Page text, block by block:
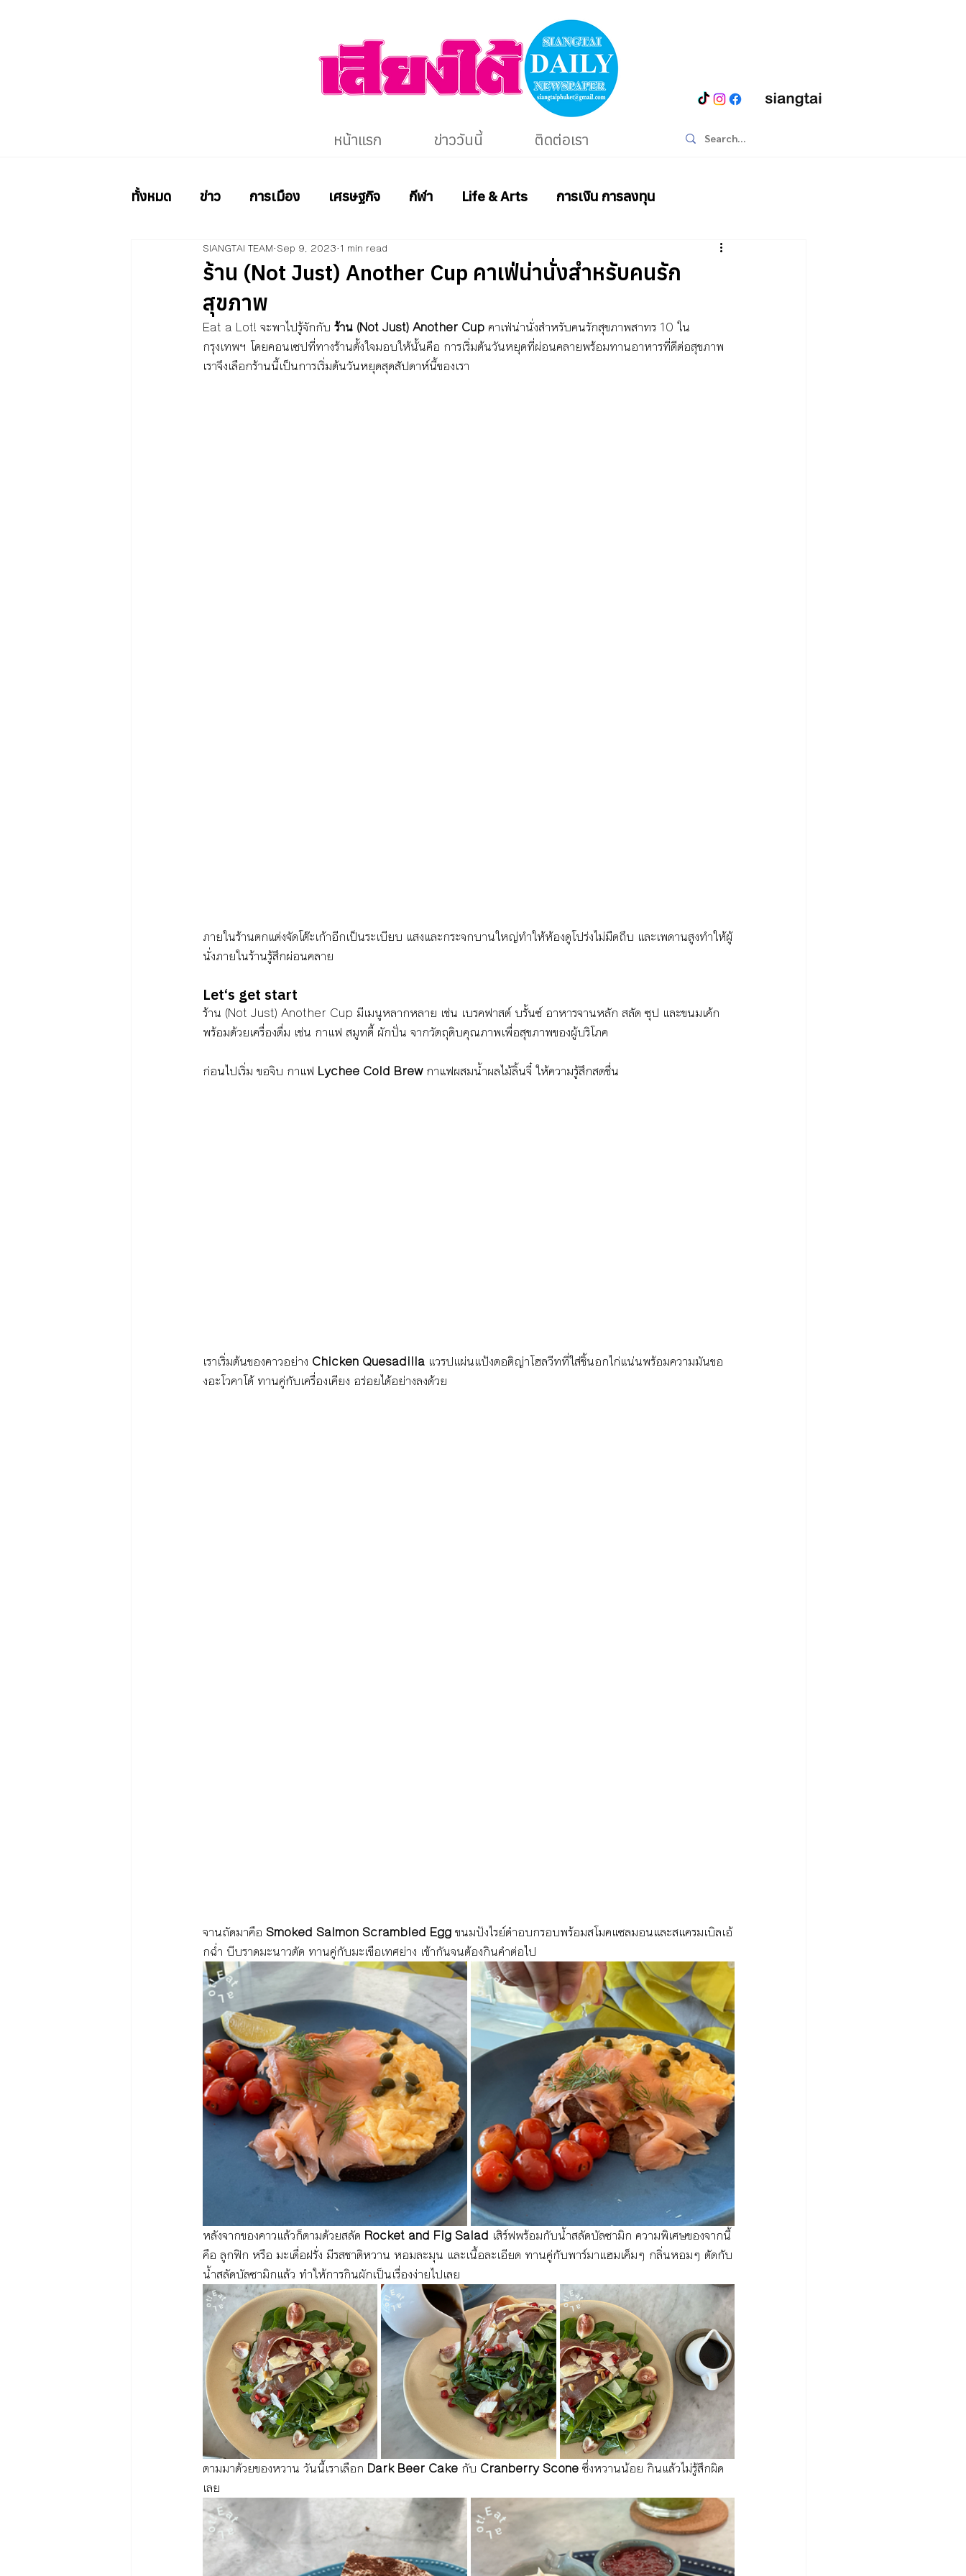
หน้าแรก ข่าววันนี้ ติดต่อเรา
ทั้งหมด ข่าว การเมือง เศรษฐกิจ กีฬา Life & Arts การเงิน การลงทุน
ร้าน (Not Just) Another Cup คาเฟ่น่านั่งสำหรับคนรัก
สุขภาพ
SIANGTAI TEAM Sep 9, 2023 1 min read
Eat a Lot! จะพาไปรู้จักกับ ร้าน (Not Just) Another Cup คาเฟ่น่านั่งสำหรับคนรักสุขภาพสาทร 10 ใน
กรุงเทพฯ โดยคอนเซปที่ทางร้านตั้งใจมอบให้นั้นคือ การเริ่มต้นวันหยุดที่ผ่อนคลายพร้อมทานอาหารที่ดีต่อสุขภาพ
เราจึงเลือกร้านนี้เป็นการเริ่มต้นวันหยุดสุดสัปดาห์นี้ของเรา
ภายในร้านตกแต่งจัดโต๊ะเก้าอีกเป็นระเบียบ แสงและกระจกบานใหญ่ทำให้ห้องดูโปร่งไม่มืดถึบ และเพดานสูงทำให้ผู้
นั่งภายในร้านรู้สึกผ่อนคลาย
Let‘s get start
ร้าน (Not Just) Another Cup มีเมนูหลากหลาย เช่น เบรคฟาสต์ บรั้นซ์ อาหารจานหลัก สลัด ซุป และขนมเค้ก
พร้อมด้วยเครื่องดื่ม เช่น กาแฟ สมูทตี้ ผักปั่น จากวัตถุดิบคุณภาพเพื่อสุขภาพของผู้บริโภค
ก่อนไปเริ่ม ขอจิบ กาแฟ Lychee Cold Brew กาแฟผสมน้ำผลไม้ลิ้นจี๋ ให้ความรู้สึกสดชื่น
เราเริ่มต้นของคาวอย่าง Chicken Quesadilla แวรปแผ่นแป้งตอติญ่าโฮลวีทที่ใส่ชิ้นอกไก่แน่นพร้อมความมันขอ
งอะโวคาโด้ ทานคู่กับเครื่องเคียง อร่อยได้อย่างลงด้วย
จานถัดมาคือ Smoked Salmon Scrambled Egg ขนมปังไรย์ดำอบกรอบพร้อมสโมคแซลมอนและสแครมเบิลเอ้
กฉ่ำ บีบราดมะนาวตัด ทานคู่กับมะเขือเทศย่าง เข้ากันจนต้องกินคำต่อไป
หลังจากของคาวแล้วก็ตามด้วยสลัด Rocket and Fig Salad เสิร์ฟพร้อมกับน้ำสลัดบัลซามิก ความพิเศษของจากนี้
คือ ลูกฟิก หรือ มะเดื่อฝรั่ง มีรสชาติหวาน หอมละมุน และเนื้อละเอียด ทานคู่กับพาร์มาแฮมเค็มๆ กลิ่นหอมๆ ตัดกับ
น้ำสลัดบัลซามิกแล้ว ทำให้การกินผักเป็นเรื่องง่ายไปเลย
ตามมาด้วยของหวาน วันนี้เราเลือก Dark Beer Cake กับ Cranberry Scone ซึ่งหวานน้อย กินแล้วไม่รู้สึกผิด
เลย